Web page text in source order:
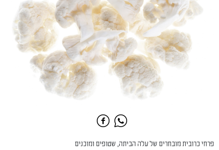
פרחי כרובית מובחרים של עלה הביתה, שטופים ומוכנים